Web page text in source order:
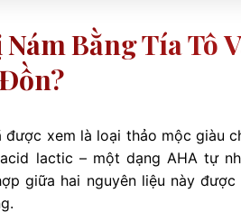
Bằng Tía Tô
xem là loại thảo mộc giàu
lactic – một dạng AHA tự
giữa hai nguyên liệu này